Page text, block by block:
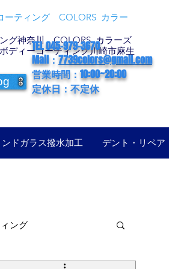
ーティング COLORS カラー
グ神奈川 COLORS カラーズ
ィーコーティング川崎市麻生
TEL 045-979-3670
Mail：7739colors@gmail.com
営業時間：10:00~20:00
定休日：不定休
ンドガラス撥水加工 デント・リペア
ング